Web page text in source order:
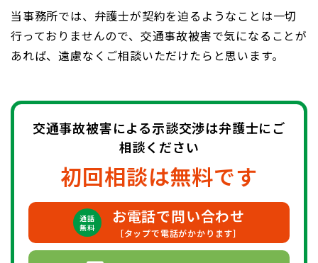
当事務所では、弁護士が契約を迫るようなことは一切
行っておりませんので、交通事故被害で気になることが
あれば、遠慮なくご相談いただけたらと思います。
交通事故被害による示談交渉は弁護士にご
相談ください
初回相談は無料です
通話
無料
お電話で問い合わせ
［タップで電話がかかります］